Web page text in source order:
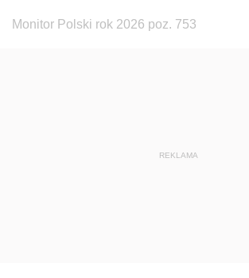
Monitor Polski rok 2026 poz. 753
REKLAMA